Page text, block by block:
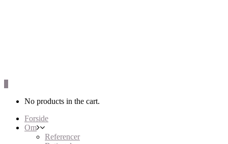
No products in the cart.
Forside
Om
Referencer